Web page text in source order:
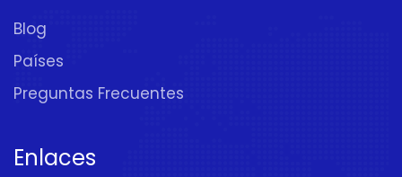
Blog
Países
Preguntas Frecuentes
Enlaces